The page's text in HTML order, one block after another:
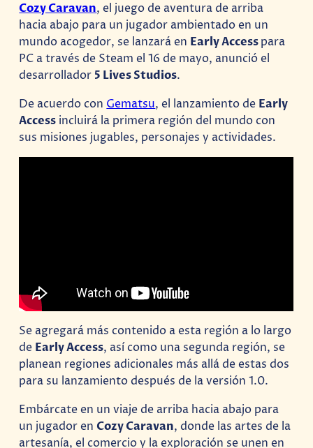
Cozy Caravan, el juego de aventura de arriba
hacia abajo para un jugador ambientado en un
mundo acogedor, se lanzará en Early Accesspara
PC a través de Steam el 16 de mayo, anunció el
desarrollador 5 Lives Studios.
De acuerdo con Gematsu, el lanzamiento de Early
Access incluirá la primera región del mundo con
sus misiones jugables, personajes y actividades.
Se agregará más contenido a esta región a lo largo
de Early Access, así como una segunda región, se
planean regiones adicionales más allá de estas dos
para su lanzamiento después de la versión 1.0.
Embárcate en un viaje de arriba hacia abajo para
un jugador en Cozy Caravan, donde las artes de la
artesanía, el comercio y la exploración se unen en